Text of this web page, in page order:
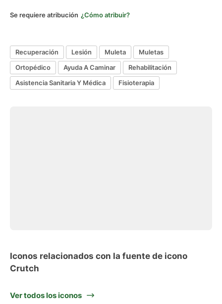
Se requiere atribución ¿Cómo atribuir?
Recuperación Lesión Muleta
Muletas
Ortopédico
Ayuda A Caminar
Rehabilitación
Asistencia Sanitaria Y Médica
Fisioterapia
Iconos relacionados con la fuente de icono
Crutch
Ver todos los iconos